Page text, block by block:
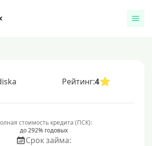
Рейтинг:4
стоимость кредита (ПСК):
до 292% годовых
Срок займа: